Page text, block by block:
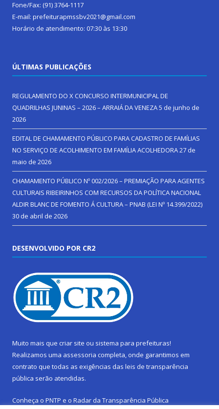
Fone/Fax: (91) 3764-1117
E-mail: prefeiturapmssbv2021@gmail.com
Horário de atendimento: 07:30 às 13:30
ÚLTIMAS PUBLICAÇÕES
REGULAMENTO DO X CONCURSO INTERMUNICIPAL DE
QUADRILHAS JUNINAS – 2026 – ARRAIÁ DA VENEZA5 de junho de
2026
EDITAL DE CHAMAMENTO PÚBLICO PARA CADASTRO DE FAMÍLIAS
NO SERVIÇO DE ACOLHIMENTO EM FAMÍLIA ACOLHEDORA27 de
maio de 2026
CHAMAMENTO PÚBLICO Nº 002/2026 – PREMIAÇÃO PARA AGENTES
CULTURAIS RIBEIRINHOS COM RECURSOS DA POLÍTICA NACIONAL
ALDIR BLANC DE FOMENTO Á CULTURA – PNAB (LEI Nº 14.399/2022)
30 de abril de 2026
DESENVOLVIDO POR CR2
Muito mais que criar site ou sistema para prefeituras!
Realizamos uma assessoria completa, onde garantimos em
contrato que todas as exigências das leis de transparência
pública serão atendidas.
Conheça o PNTP e o Radar da Transparência Pública